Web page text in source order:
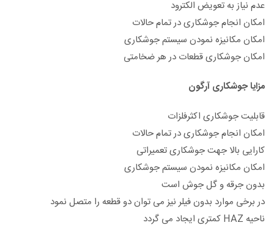
عدم نیاز به تعویض الکترود
امکان انجام جوشکاری در تمام حالات
امکان مکانیزه نمودن سیستم جوشکاری
امکان جوشکاری قطعات در هر ضخامتی
مزایا جوشکاری آرگون
قابلیت جوشکاری اکثرفلزات
امکان انجام جوشکاری در تمام حالات
کارایی بالا جهت جوشکاری تعمیراتی
امکان مکانیزه نمودن سیستم جوشکاری
بدون جرقه و گل جوش است
در برخی موارد بدون فیلر نیز می توان دو قطعه را متصل نمود
ناحیه HAZ کمتری ایجاد می گردد